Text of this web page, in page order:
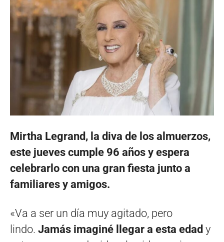
Mirtha Legrand, la diva de los almuerzos,
este jueves cumple 96 años y espera
celebrarlo con una gran fiesta junto a
familiares y amigos.
«Va a ser un día muy agitado, pero
lindo. Jamás imaginé llegar a esta edad y